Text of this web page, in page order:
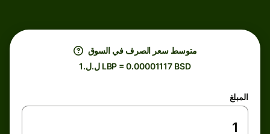
متوسط ​​سعر الصرف في السوق
ل.ل.1 LBP = 0.00001117 BSD
المبلغ